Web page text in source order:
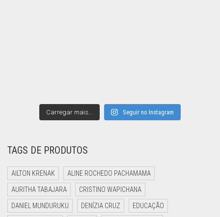
Carregar mais... Seguir no Instagram
TAGS DE PRODUTOS
AILTON KRENAK ALINE ROCHEDO PACHAMAMA
AURITHA TABAJARA CRISTINO WAPICHANA
DANIEL MUNDURUKU DENÍZIA CRUZ EDUCAÇÃO